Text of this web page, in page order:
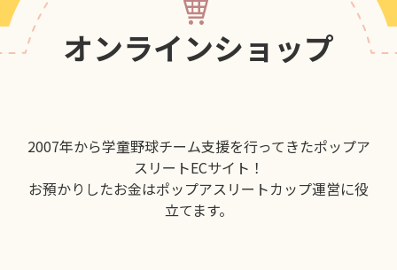
オンラインショップ
2007年から学童野球チーム支援を行ってきたポップア
スリートECサイト！
お預かりしたお金はポップアスリートカップ運営に役
立てます。